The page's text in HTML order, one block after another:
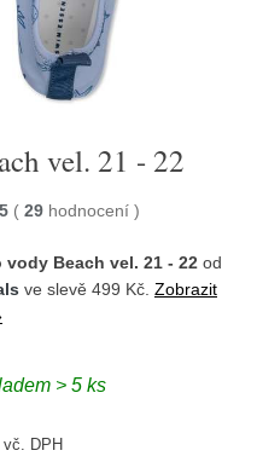
vel. 21 - 22
5 ( 29 hodnocení )
vody Beach vel. 21 - 22 od
ve slevě 499 Kč. Zobrazit
> 5 ks
vč. DPH